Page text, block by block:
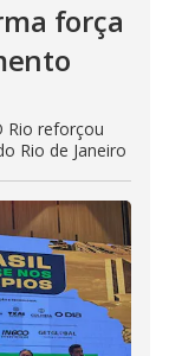
força
Rio reforçou
Rio de Janeiro